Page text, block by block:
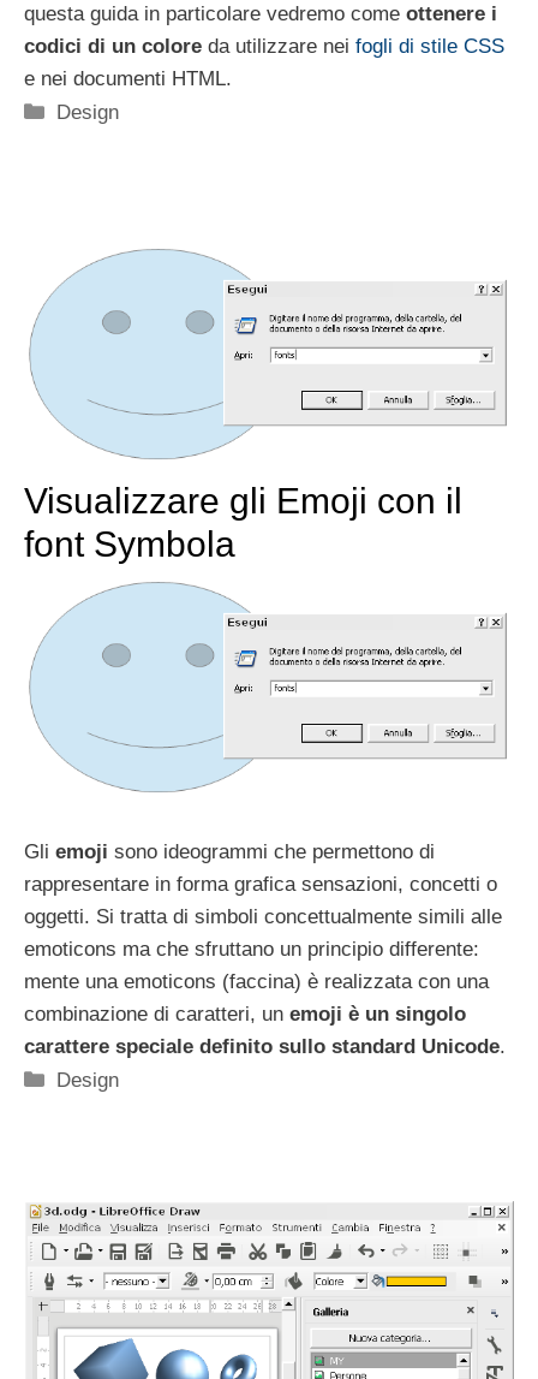
questa guida in particolare vedremo come ottenere i
codici di un colore da utilizzare nei fogli di stile CSS
e nei documenti HTML.
Categorie
Design
Visualizzare gli Emoji con il
font Symbola
Gli emoji sono ideogrammi che permettono di
rappresentare in forma grafica sensazioni, concetti o
oggetti. Si tratta di simboli concettualmente simili alle
emoticons ma che sfruttano un principio differente:
mente una emoticons (faccina) è realizzata con una
combinazione di caratteri, un emoji è un singolo
carattere speciale definito sullo standard Unicode.
Categorie
Design